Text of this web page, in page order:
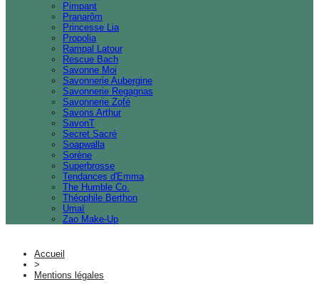
Pimpant
Pranarôm
Princesse Lia
Propolia
Rampal Latour
Rescue Bach
Savonne Moi
Savonnerie Aubergine
Savonnerie Regagnas
Savonnerie Zofé
Savons Arthur
SavonT
Secret Sacré
Soapwalla
Sorène
Superbrosse
Tendances d'Emma
The Humble Co.
Théophile Berthon
Umaï
Zao Make-Up
Accueil
>
Mentions légales